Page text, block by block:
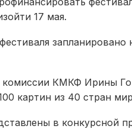
17 мая.
запланировано
комиссии КМКФ Ирины
картин из 40 стран
в конкурсной